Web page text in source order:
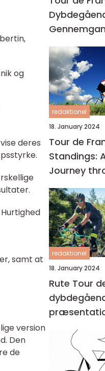
og
deres
samt at
version
Den
de
redaktionel
18. January 2024
Tour de
Standings:
Journey
Worlds
Cycling
redaktionel
18. January 2024
Rute Tour
historisk